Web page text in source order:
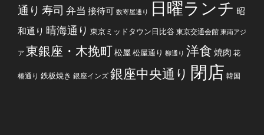
通り 寿司 弁当 接待可 数寄屋通り 日曜ランチ 昭
和通り 晴海通り 東京ミッドタウン日比谷 東京交通会館 東南アジ
ア 東銀座・木挽町松屋 松屋通り 柳通り 洋食 焼肉 花
椿通り 鉄板焼き 銀座インズ 銀座中央通り 閉店 韓国